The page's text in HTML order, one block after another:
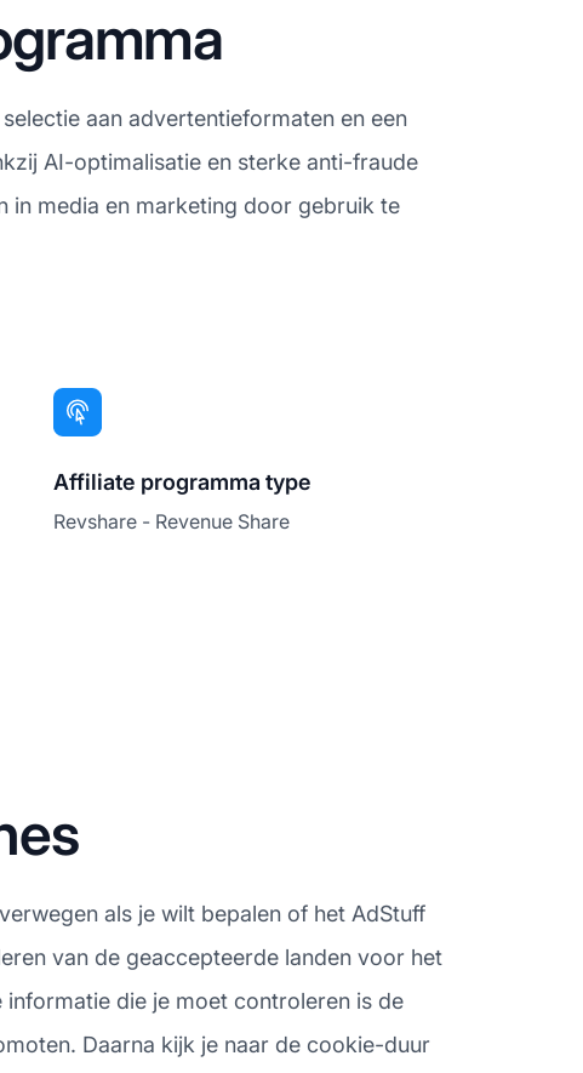
aan advertentieformaten en een
AI-optimalisatie en sterke anti-fraude
in media en marketing door gebruik te
Affiliate programma type
Revshare - Revenue Share
als je wilt bepalen of het AdStuff
van de geaccepteerde landen voor het
die je moet controleren is de
Daarna kijk je naar de cookie-duur